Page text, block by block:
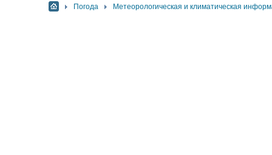
Погода Метеорологическая и климатическая